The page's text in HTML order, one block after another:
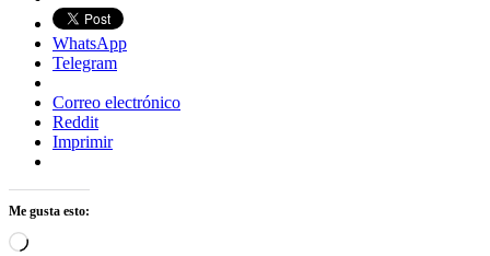
WhatsApp
Telegram
Correo electrónico
Reddit
Imprimir
Me gusta esto:
Cargando...